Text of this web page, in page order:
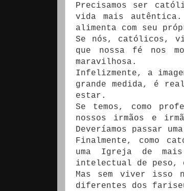
Precisamos ser
vida mais autêntica.
alimenta com seu
Se nós, católicos,
que nossa fé nos
maravilhosa.
Infelizmente, a
grande medida, é
estar.
Se temos, como
nossos irmãos e
Deveríamos passar
Finalmente, como
uma Igreja de
intelectual de peso,
Mas sem viver isso
diferentes dos